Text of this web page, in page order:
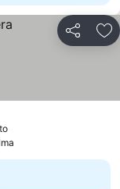
Condividi